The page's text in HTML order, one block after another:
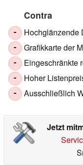
Contra
- Hochglänzende
- Grafikkarte der
- Eingeschränkte
- Hoher
- Ausschließlich
Jetzt